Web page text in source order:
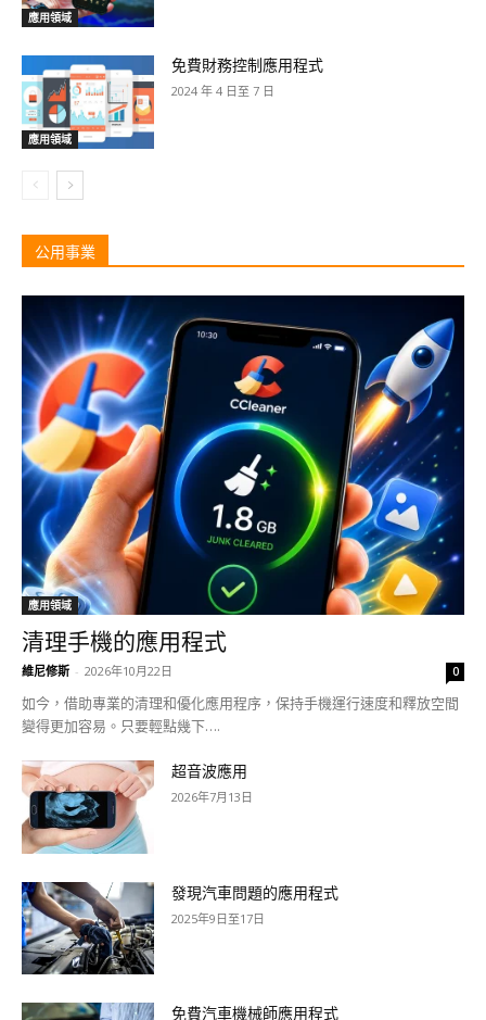
應用領域
應用領域
免費財務控制應用程式
2024 年 4 日至 7 日
公用事業
應用領域
清理手機的應用程式
維尼修斯 - 2026年10月22日 0
如今，借助專業的清理和優化應用程序，保持手機運行速度和釋放空間
變得更加容易。只要輕點幾下….
超音波應用
2026年7月13日
發現汽車問題的應用程式
2025年9日至17日
免費汽車機械師應用程式